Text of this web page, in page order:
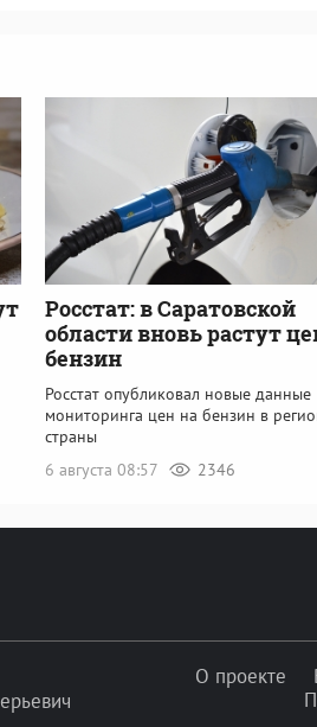
Росстат: в Саратовской
области вновь растут
бензин
Росстат опубликовал новые данные
мониторинга цен на бензин в
страны
6 августа 08:57
2346
О проекте